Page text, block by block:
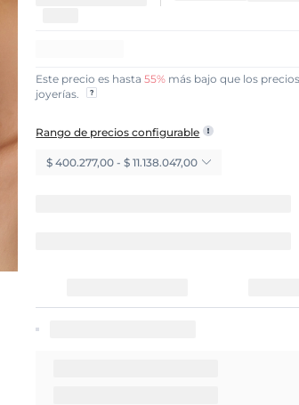
Este precio es hasta55% más bajo que los
joyerías.
Rango de precios configurable
$ 400.277,00 - $ 11.138.047,00